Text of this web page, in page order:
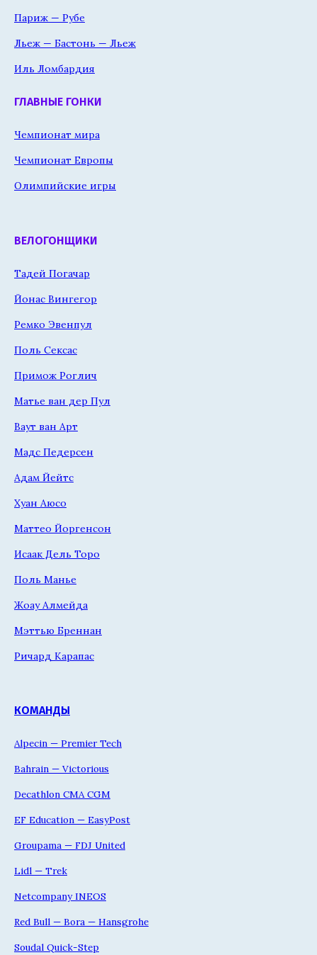
Париж — Рубе
Льеж — Бастонь — Льеж
Иль Ломбардия
ГЛАВНЫЕ ГОНКИ
Чемпионат мира
Чемпионат Европы
Олимпийские игры
ВЕЛОГОНЩИКИ
Тадей Погачар
Йонас Вингегор
Ремко Эвенпул
Поль Сексас
Примож Роглич
Матье ван дер Пул
Ваут ван Арт
Мадс Педерсен
Адам Йейтс
Хуан Аюсо
Маттео Йоргенсон
Исаак Дель Торо
Поль Манье
Жоау Алмейда
Мэттью Бреннан
Ричард Карапас
КОМАНДЫ
Alpecin — Premier Tech
Bahrain — Victorious
Decathlon CMA CGM
EF Education — EasyPost
Groupama — FDJ United
Lidl — Trek
Netcompany INEOS
Red Bull — Bora — Hansgrohe
Soudal Quick-Step